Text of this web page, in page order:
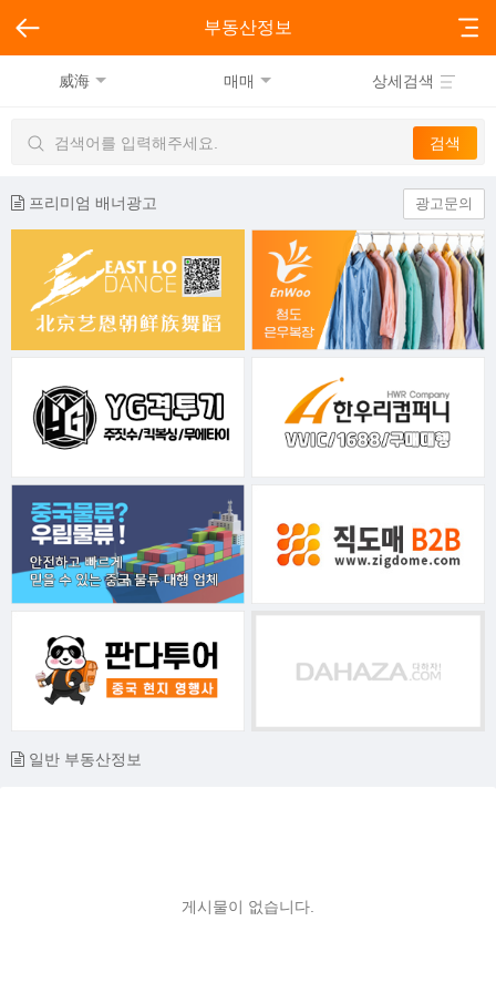
부동산정보
威海 매매 상세검색
프리미엄 배너광고 광고문의
일반 부동산정보
게시물이 없습니다.